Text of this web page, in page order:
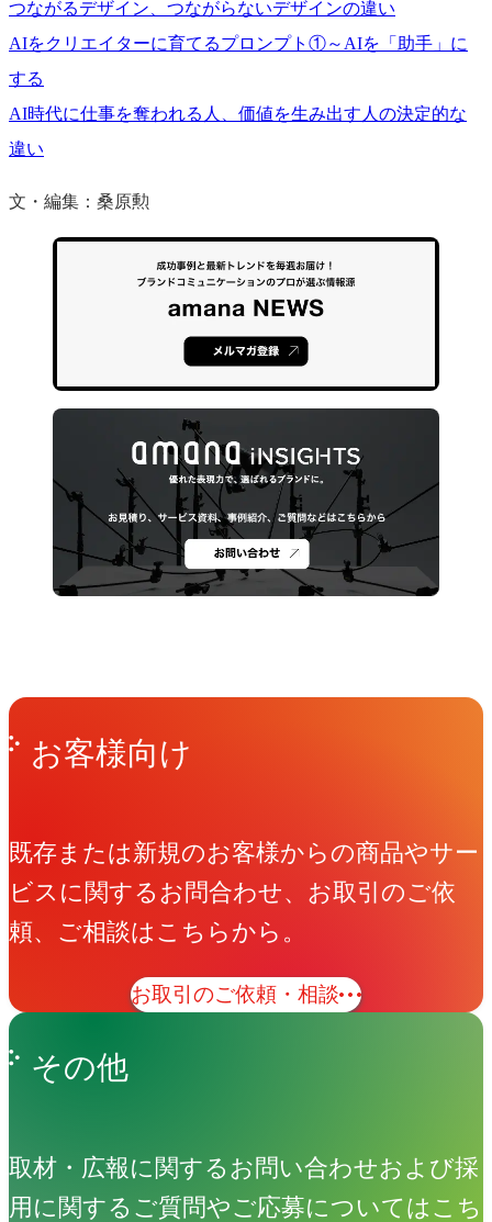
つながるデザイン、つながらないデザインの違い
AIをクリエイターに育てるプロンプト①～AIを「助手」に
する
AI時代に仕事を奪われる人、価値を生み出す人の決定的な
違い
文・編集：桑原勲
Get in Touchお問い合わせ
お客様向け
既存または新規のお客様からの商品やサー
ビスに関するお問合わせ、お取引のご依
頼、ご相談はこちらから。
お取引のご依頼・相談
その他
取材・広報に関するお問い合わせおよび採
用に関するご質問やご応募についてはこち